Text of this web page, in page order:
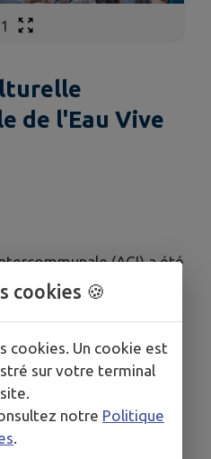
1
de l'Eau Vive
(ACI) a été
objectifs l'organisation
culturelles,
l'Eau Vive, et de faire
Bannans.
de
l'ACI en cliquantici.
cookies 🍪
cookies. Un cookie est
sur votre terminal
notre Politique